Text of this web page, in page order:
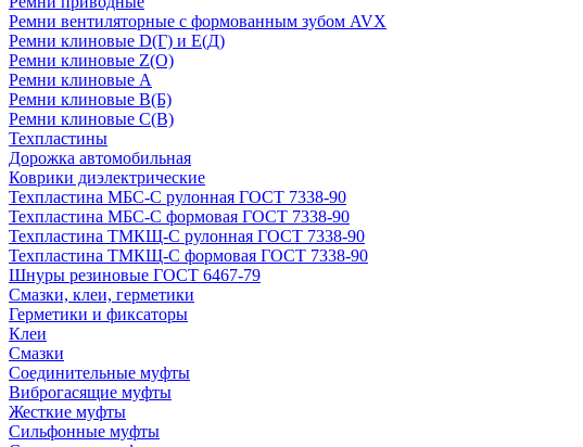
Ремни вентиляторные с формованным зубом AVX
Ремни клиновые D(Г) и Е(Д)
Ремни клиновые Z(О)
Ремни клиновые А
Ремни клиновые В(Б)
Ремни клиновые С(В)
Техпластины
Дорожка автомобильная
Коврики диэлектрические
Техпластина МБС-С рулонная ГОСТ 7338-90
Техпластина МБС-С формовая ГОСТ 7338-90
Техпластина ТМКЩ-С рулонная ГОСТ 7338-90
Техпластина ТМКЩ-С формовая ГОСТ 7338-90
Шнуры резиновые ГОСТ 6467-79
Смазки, клеи, герметики
Герметики и фиксаторы
Клеи
Смазки
Соединительные муфты
Виброгасящие муфты
Жесткие муфты
Сильфонные муфты